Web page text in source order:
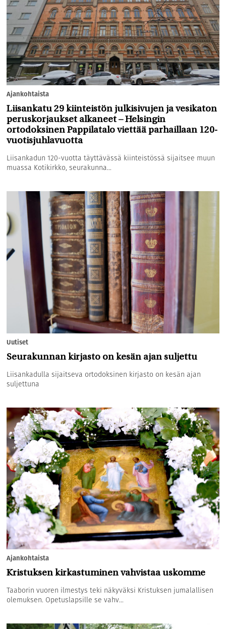
Ajankohtaista
Liisankatu 29 kiinteistön julkisivujen ja vesikaton
peruskorjaukset alkaneet – Helsingin
ortodoksinen Pappilatalo viettää parhaillaan 120-
vuotisjuhlavuotta
Liisankadun 120-vuotta täyttävässä kiinteistössä sijaitsee muun
muassa Kotikirkko, seurakunna...
Uutiset
Seurakunnan kirjasto on kesän ajan suljettu
Liisankadulla sijaitseva ortodoksinen kirjasto on kesän ajan
suljettuna
Ajankohtaista
Kristuksen kirkastuminen vahvistaa uskomme
Taaborin vuoren ilmestys teki näkyväksi Kristuksen jumalallisen
olemuksen. Opetuslapsille se vahv...